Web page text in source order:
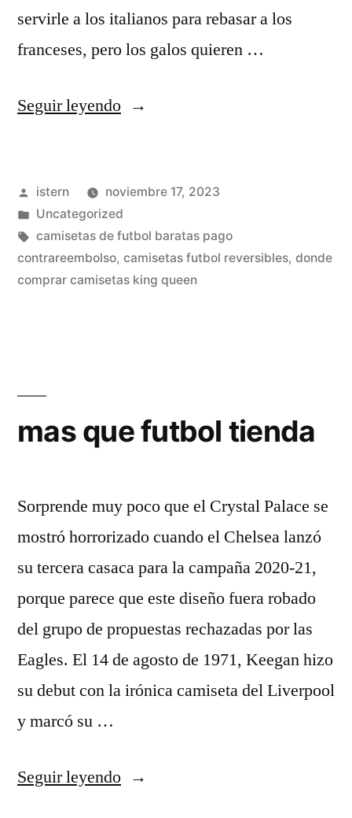
servirle a los italianos para rebasar a los
franceses, pero los galos quieren …
Seguir leyendo«comprar
madrid
baratas»
Publicado
por
istern
noviembre 17, 2023
Publicado
en
Uncategorized
Etiquetas:
camisetas de futbol baratas pago
contrareembolso, camisetas futbol reversibles, donde
comprar camisetas king queen
mas que futbol tienda
Sorprende muy poco que el Crystal Palace se
mostró horrorizado cuando el Chelsea lanzó
su tercera casaca para la campaña 2020-21,
porque parece que este diseño fuera robado
del grupo de propuestas rechazadas por las
Eagles. El 14 de agosto de 1971, Keegan hizo
su debut con la irónica camiseta del Liverpool
y marcó su …
Seguir leyendo«mas